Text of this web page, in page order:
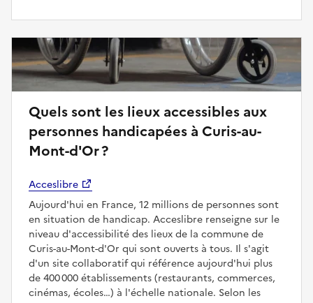
Quels sont les lieux accessibles aux
personnes handicapées à Curis-au-
Mont-d'Or ?
Acceslibre
Aujourd'hui en France, 12 millions de personnes sont
en situation de handicap. Acceslibre renseigne sur le
niveau d'accessibilité des lieux de la commune de
Curis-au-Mont-d'Or qui sont ouverts à tous. Il s'agit
d'un site collaboratif qui référence aujourd'hui plus
de 400 000 établissements (restaurants, commerces,
cinémas, écoles…) à l'échelle nationale. Selon les